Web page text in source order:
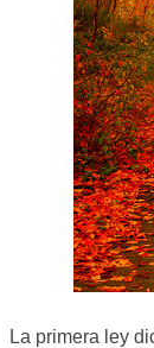
La primera ley